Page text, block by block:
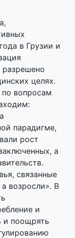
в Грузии и
разрешено
целях.
вопросам
парадигме,
рост
а
связанные
возросли». В
и
и поощрять